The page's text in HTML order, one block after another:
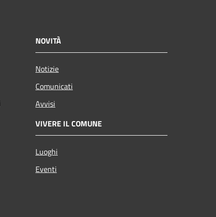
NOVITÀ
Notizie
Comunicati
Avvisi
VIVERE IL COMUNE
Luoghi
Eventi